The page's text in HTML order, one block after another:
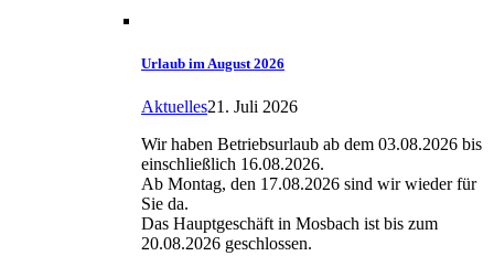
Urlaub im August 2026
Aktuelles21. Juli 2026
Wir haben Betriebsurlaub ab dem 03.08.2026 bis
einschließlich 16.08.2026.
Ab Montag, den 17.08.2026 sind wir wieder für
Sie da.
Das Hauptgeschäft in Mosbach ist bis zum
20.08.2026 geschlossen.